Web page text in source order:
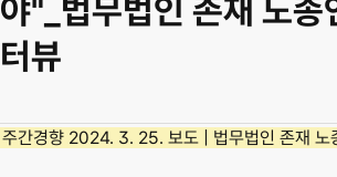
야"_법무법인 존재 노종
터뷰
주간경향 2024. 3. 25. 보도 | 법무법인 존재 노